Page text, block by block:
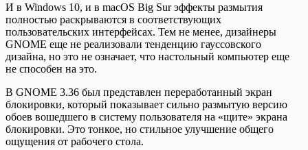
И в Windows 10, и в macOS Big Sur эффекты размытия
полностью раскрываются в соответствующих
пользовательских интерфейсах. Тем не менее, дизайнеры
GNOME еще не реализовали тенденцию гауссовского
дизайна, но это не означает, что настольный компьютер еще
не способен на это.
В GNOME 3.36 был представлен переработанный экран
блокировки, который показывает сильно размытую версию
обоев вошедшего в систему пользователя на «щите» экрана
блокировки. Это тонкое, но стильное улучшение общего
ощущения от рабочего стола.